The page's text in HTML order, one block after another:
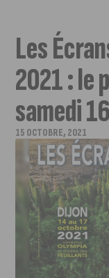
Les
2021 : le
samedi
15 OCTOBRE, 2021